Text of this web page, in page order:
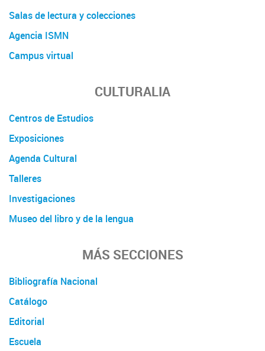
Salas de lectura y colecciones
Agencia ISMN
Campus virtual
CULTURALIA
Centros de Estudios
Exposiciones
Agenda Cultural
Talleres
Investigaciones
Museo del libro y de la lengua
MÁS SECCIONES
Bibliografía Nacional
Catálogo
Editorial
Escuela